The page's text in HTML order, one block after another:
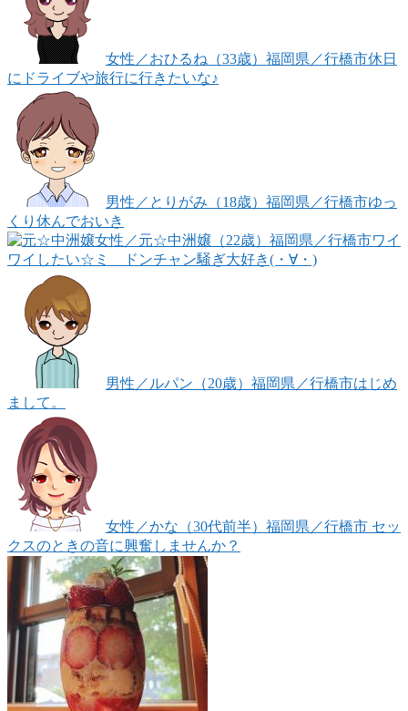
女性 ／おひるね（33歳） 福岡県／行橋市休日
にドライブや旅行に行きたいな♪
男性 ／とりがみ（18歳） 福岡県／行橋市ゆっ
くり休んでおいき
女性 ／元☆中洲嬢（22歳） 福岡県／行橋市ワイ
ワイしたい☆ミ ドンチャン騒ぎ大好き(・∀・)
男性 ／ルパン（20歳） 福岡県／行橋市はじめ
まして。
女性 ／かな（30代前半） 福岡県／行橋市 セッ
クスのときの音に興奮しませんか？